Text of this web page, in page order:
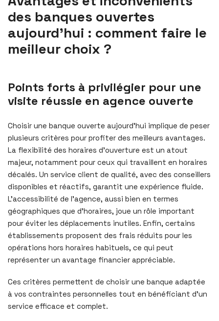
des banques ouvertes
aujourd’hui : comment faire le
meilleur choix ?
Points forts à privilégier pour une
visite réussie en agence ouverte
Choisir une banque ouverte aujourd’hui implique de peser
plusieurs critères pour profiter des meilleurs avantages.
La flexibilité des horaires d’ouverture est un atout
majeur, notamment pour ceux qui travaillent en horaires
décalés. Un service client de qualité, avec des conseillers
disponibles et réactifs, garantit une expérience fluide.
L’accessibilité de l’agence, aussi bien en termes
géographiques que d’horaires, joue un rôle important
pour éviter les déplacements inutiles. Enfin, certains
établissements proposent des frais réduits pour les
opérations hors horaires habituels, ce qui peut
représenter un avantage financier appréciable.
Ces critères permettent de choisir une banque adaptée
à vos contraintes personnelles tout en bénéficiant d’un
service efficace et complet.